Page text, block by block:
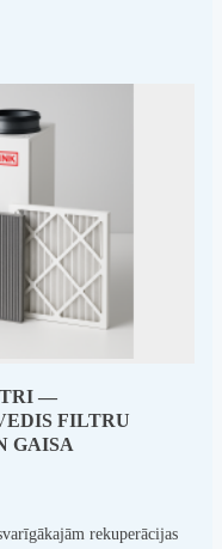
—
FILTRU
GAISA
rekuperācijas